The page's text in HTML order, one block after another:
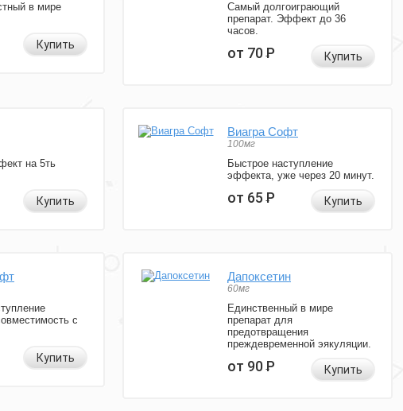
в мире
Купить
Самый долгоиграющий
препарат. Эффект до 36
часов.
от 70Р Купить
на 5ть
Купить
Виагра Софт
100мг
Быстрое наступление
эффекта, уже через 20 минут.
от 65Р Купить
с
Купить
Дапоксетин
60мг
Единственный в мире
препарат для
предотвращения
преждевременной эякуляции.
от 90Р Купить